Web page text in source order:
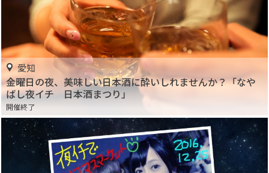
愛知
金曜日の夜、美味しい日本酒に酔いしれませんか？「なや
ばし夜イチ 日本酒まつり」
開催終了